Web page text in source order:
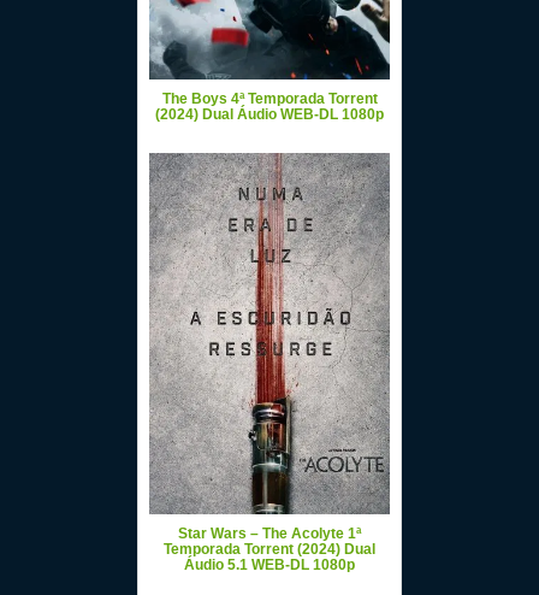
The Boys 4ª Temporada Torrent
(2024) Dual Áudio WEB-DL 1080p
Star Wars – The Acolyte 1ª
Temporada Torrent (2024) Dual
Áudio 5.1 WEB-DL 1080p